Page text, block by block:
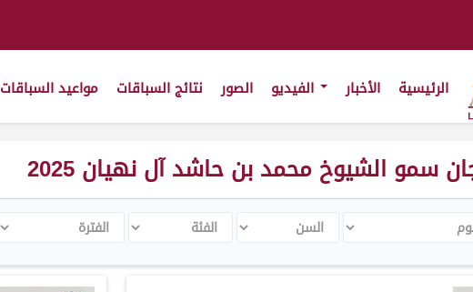
الرئيسية الأخبار الصور نتائج السباقات مواعيد السباقات
سمو الشيوخ محمد بن حاشد آل نهيان 2025
السن الفئة الفترة